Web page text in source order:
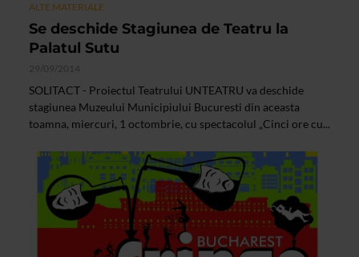
ALTE MATERIALE
Se deschide Stagiunea de Teatru la
Palatul Sutu
29/09/2014
SOLITACT - Proiectul Teatrului UNTEATRU va deschide
stagiunea Muzeului Municipiului Bucuresti din aceasta
toamna, miercuri, 1 octombrie, cu spectacolul „Cinci ore cu...